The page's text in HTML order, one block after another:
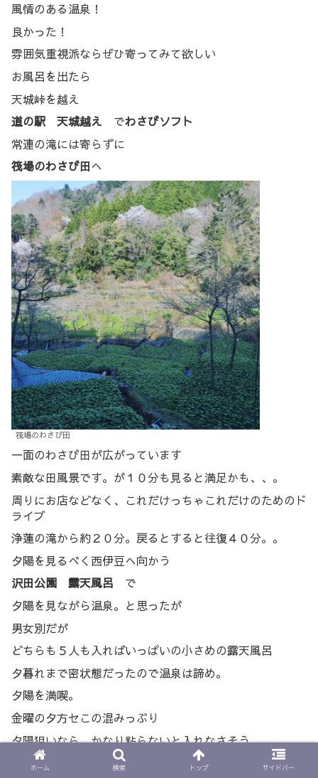
風情のある温泉！
良かった！
雰囲気重視派ならぜひ寄ってみて欲しい
お風呂を出たら
天城峠を越え
道の駅 天城越え でわさびソフト
常連の滝には寄らずに
筏場のわさび田へ
筏場のわさび田
一面のわさび田が広がっています
素敵な田風景です。が１０分も見ると満足かも、、。
周りにお店などなく、これだけっちゃこれだけのためのド
ライブ
浄蓮の滝から約２０分。戻るとすると往復４０分。。
夕陽を見るべく西伊豆へ向かう
沢田公園 露天風呂 で
夕陽を見ながら温泉。と思ったが
男女別だが
どちらも５人も入ればいっぱいの小さめの露天風呂
夕暮れまで密状態だったので温泉は諦め。
夕陽を満喫。
金曜の夕方セこの混みっぷり
夕陽狙いなら、かなり粘らないと入れなさそう。
夜も更けてきたので
ホーム 検索 トップ サイドバー